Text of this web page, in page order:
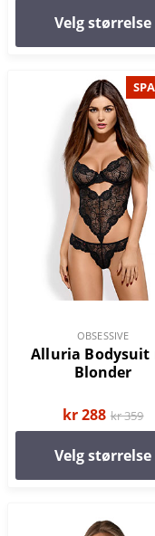
Velg størrelse
OBSESSIVE
Alluria Bodysuit
Blonder
kr 288 kr 359
Velg størrelse